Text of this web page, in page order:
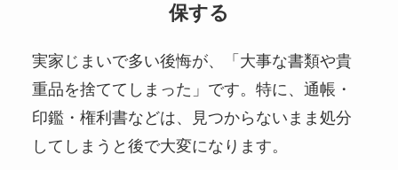
保する
実家じまいで多い後悔が、「大事な書類や貴
重品を捨ててしまった」です。特に、通帳・
印鑑・権利書などは、見つからないまま処分
してしまうと後で大変になります。